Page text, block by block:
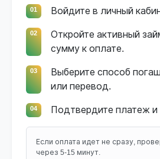
01 Войдите в личный
02
Откройте активный
сумму к оплате.
03
Выберите способ
или перевод.
04 Подтвердите платеж и
Если оплата идет не сразу,
через 5-15 минут.